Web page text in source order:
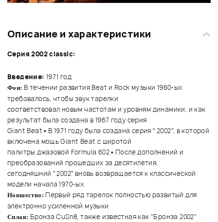
Описание и характеристики
Серия 2002 classic:
Введение: 1971 год
Фон: В течении развития Beat и Rock музыки 1960-ых
требовалось, чтобы звук тарелки
соответствовал новым частотам и уровням динамики, и как
результат была создана в 1967 году серия
Giant Beat • В 1971 году была создана серия “ 2002”, в которой
включена мощь Giant Beat с широтой
палитры джазовой Formula 602 • После дополнений и
преобразований прошедших за десятилетия,
сегодняшний “2002” вновь возвращается к классической
модели начала 1970-ых.
Новшество: Первый ряд тарелок полностью развитый для
электронно усиленной музыки
Сплав: Бронза CuSn8, также известная как "Бронза 2002"